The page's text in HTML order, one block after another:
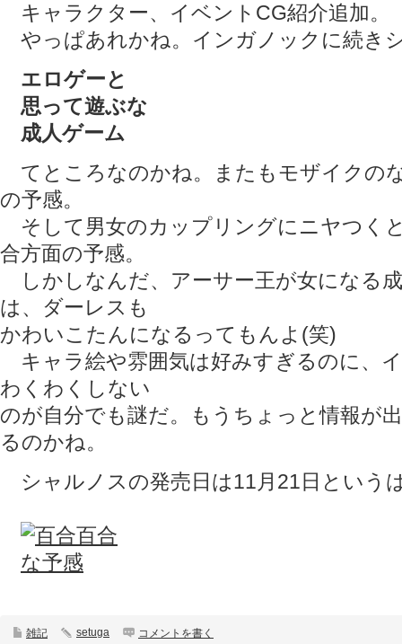
キャラクター、イベントCG紹介追加。
やっぱあれかね。インガノックに続き
エロゲーと
思って遊ぶな
成人ゲーム
てところなのかね。またもモザイクの
の予感。
そして男女のカップリングにニヤつく
合方面の予感。
しかしなんだ、アーサー王が女になる
は、ダーレスも
かわいこたんになるってもんよ(笑)
キャラ絵や雰囲気は好みすぎるのに、
わくわくしない
のが自分でも謎だ。もうちょっと情報が
るのかね。
シャルノスの発売日は11月21日という
雑記 setuga コメントを書く